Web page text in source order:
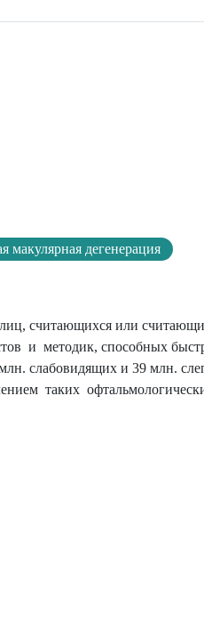
макулярная дегенерация
считающихся или
и методик, способных
слабовидящих и 39 млн.
таких